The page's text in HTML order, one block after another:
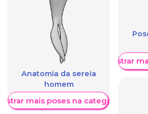
Anatomia da sereia
homem
mais poses na categoria
Mostrar